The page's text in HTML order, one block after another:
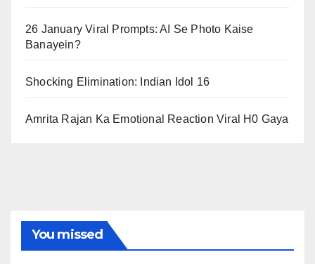
26 January Viral Prompts: AI Se Photo Kaise
Banayein?
Shocking Elimination: Indian Idol 16
Amrita Rajan Ka Emotional Reaction Viral H0 Gaya
You missed